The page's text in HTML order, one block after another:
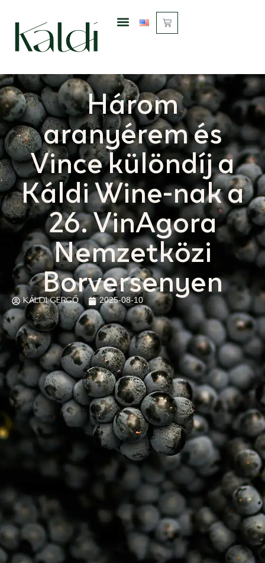
Három
aranyérem és
Vince különdíj a
Káldi Wine-nak a
26. VinAgora
Nemzetközi
Borversenyen
KÁLDI GERGŐ 2025-08-10